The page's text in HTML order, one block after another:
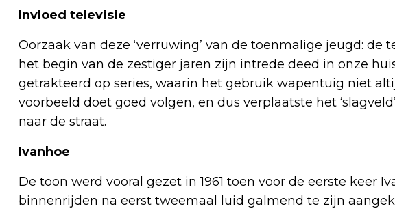
Invloed televisie
Oorzaak van deze ‘verruwing’ van de toenmalige jeugd: de
het begin van de zestiger jaren zijn intrede deed in onze
getrakteerd op series, waarin het gebruik wapentuig niet
voorbeeld doet goed volgen, en dus verplaatste het
naar de straat.
Ivanhoe
De toon werd vooral gezet in 1961 toen voor de eerste keer
binnenrijden na eerst tweemaal luid galmend te zijn